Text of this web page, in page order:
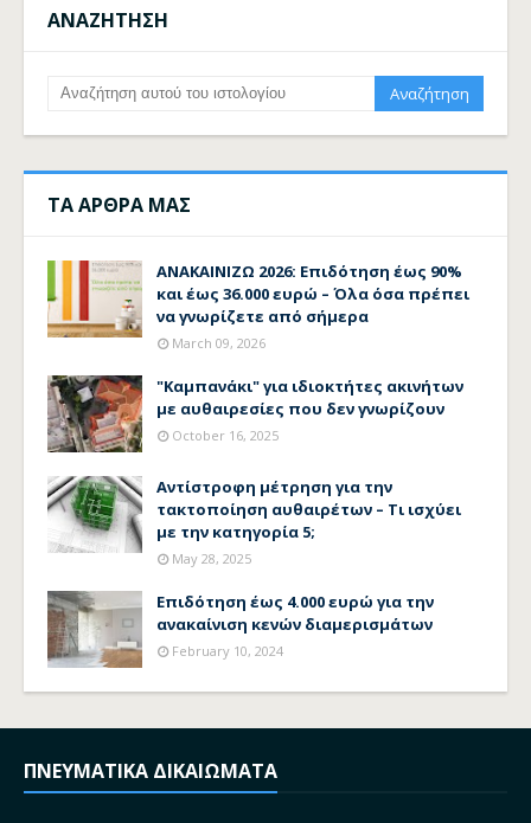
ΑΝΑΖΗΤΗΣΗ
ΤΑ ΑΡΘΡΑ ΜΑΣ
ΑΝΑΚΑΙΝΙΖΩ 2026: Επιδότηση έως 90%
και έως 36.000 ευρώ – Όλα όσα πρέπει
να γνωρίζετε από σήμερα
March 09, 2026
"Καμπανάκι" για ιδιοκτήτες ακινήτων
με αυθαιρεσίες που δεν γνωρίζουν
October 16, 2025
Αντίστροφη μέτρηση για την
τακτοποίηση αυθαιρέτων – Τι ισχύει
με την κατηγορία 5;
May 28, 2025
Επιδότηση έως 4.000 ευρώ για την
ανακαίνιση κενών διαμερισμάτων
February 10, 2024
ΠΝΕΥΜΑΤΙΚΑ ΔΙΚΑΙΩΜΑΤΑ